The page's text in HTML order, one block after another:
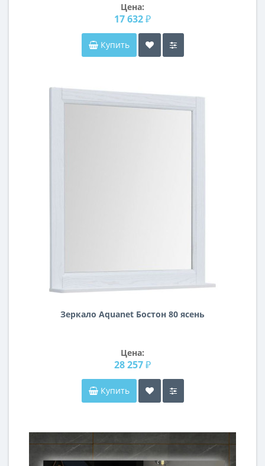
Цена:
17 632 ₽
Купить
Зеркало Aquanet Бостон 80 ясень
Цена:
28 257 ₽
Купить